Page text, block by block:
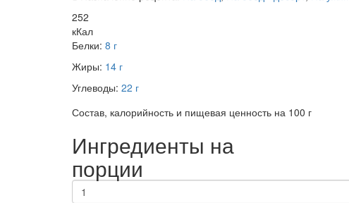
252
кКал
Белки: 8 г
Жиры: 14 г
Углеводы: 22 г
Состав, калорийность и пищевая ценность на 100 г
Ингредиенты на
порции